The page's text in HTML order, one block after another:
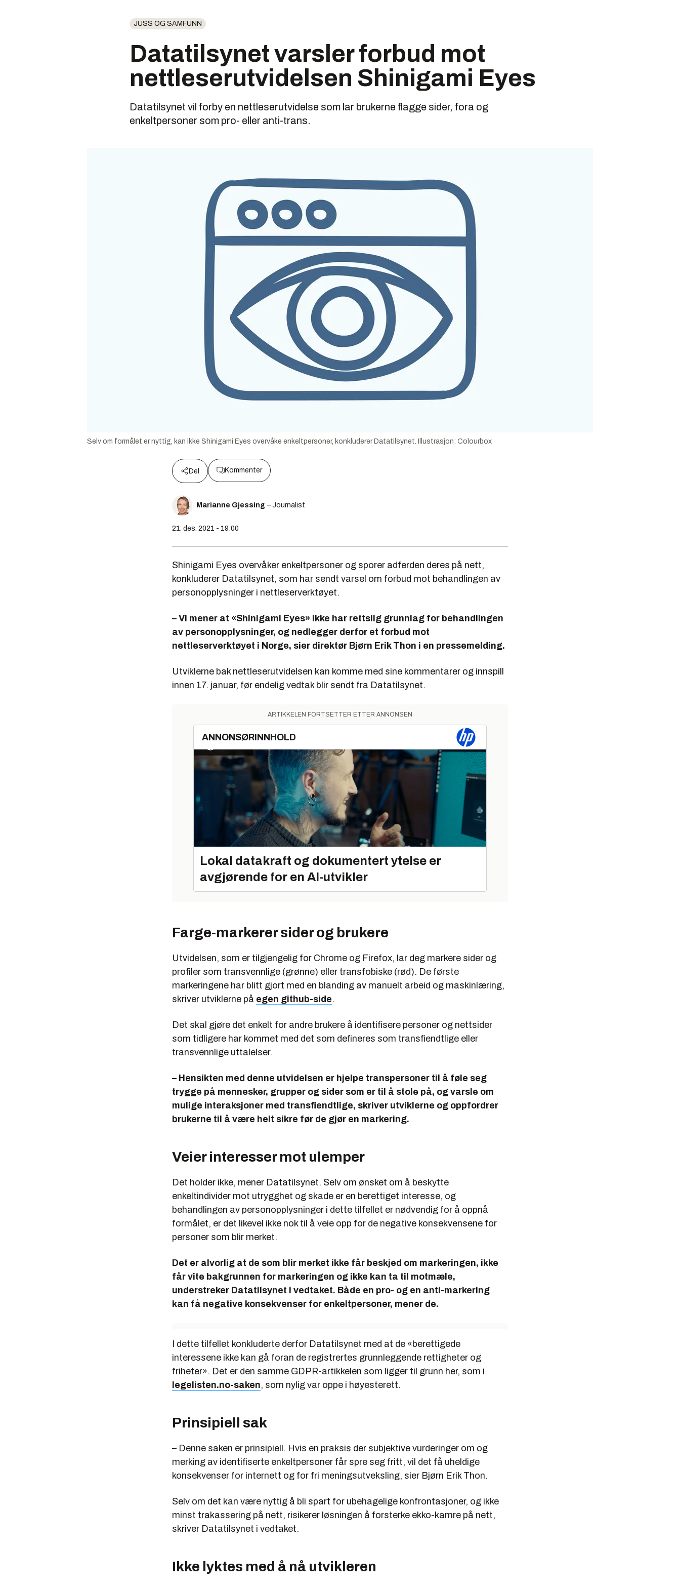
JUSS OG SAMFUNN
Datatilsynet varsler forbud mot
nettleserutvidelsen Shinigami Eyes
Datatilsynet vil forby en nettleserutvidelse som lar brukerne flagge sider, fora og
enkeltpersoner som pro- eller anti-trans.
Selv om formålet er nyttig, kan ikke Shinigami Eyes overvåke enkeltpersoner, konkluderer Datatilsynet. Illustrasjon: Colourbox
Del Kommenter
Marianne Gjessing – Journalist
21. des. 2021 - 19:00
Shinigami Eyes overvåker enkeltpersoner og sporer adferden deres på nett,
konkluderer Datatilsynet, som har sendt varsel om forbud mot behandlingen av
personopplysninger i nettleserverktøyet.
– Vi mener at «Shinigami Eyes» ikke har rettslig grunnlag for behandlingen
av personopplysninger, og nedlegger derfor et forbud mot
nettleserverktøyet i Norge, sier direktør Bjørn Erik Thon i en pressemelding.
Utviklerne bak nettleserutvidelsen kan komme med sine kommentarer og innspill
innen 17. januar, før endelig vedtak blir sendt fra Datatilsynet.
ARTIKKELEN FORTSETTER ETTER ANNONSEN
ANNONSØRINNHOLD
Lokal datakraft og dokumentert ytelse er
avgjørende for en AI-utvikler
Farge-markerer sider og brukere
Utvidelsen, som er tilgjengelig for Chrome og Firefox, lar deg markere sider og
profiler som transvennlige (grønne) eller transfobiske (rød). De første
markeringene har blitt gjort med en blanding av manuelt arbeid og maskinlæring,
skriver utviklerne på egen github-side.
Det skal gjøre det enkelt for andre brukere å identifisere personer og nettsider
som tidligere har kommet med det som defineres som transfiendtlige eller
transvennlige uttalelser.
– Hensikten med denne utvidelsen er hjelpe transpersoner til å føle seg
trygge på mennesker, grupper og sider som er til å stole på, og varsle om
mulige interaksjoner med transfiendtlige, skriver utviklerne og oppfordrer
brukerne til å være helt sikre før de gjør en markering.
Veier interesser mot ulemper
Det holder ikke, mener Datatilsynet. Selv om ønsket om å beskytte
enkeltindivider mot utrygghet og skade er en berettiget interesse, og
behandlingen av personopplysninger i dette tilfellet er nødvendig for å oppnå
formålet, er det likevel ikke nok til å veie opp for de negative konsekvensene for
personer som blir merket.
Det er alvorlig at de som blir merket ikke får beskjed om markeringen, ikke
får vite bakgrunnen for markeringen og ikke kan ta til motmæle,
understreker Datatilsynet i vedtaket. Både en pro- og en anti-markering
kan få negative konsekvenser for enkeltpersoner, mener de.
I dette tilfellet konkluderte derfor Datatilsynet med at de «berettigede
interessene ikke kan gå foran de registrertes grunnleggende rettigheter og
friheter». Det er den samme GDPR-artikkelen som ligger til grunn her, som i
legelisten.no-saken, som nylig var oppe i høyesterett.
Prinsipiell sak
– Denne saken er prinsipiell. Hvis en praksis der subjektive vurderinger om og
merking av identifiserte enkeltpersoner får spre seg fritt, vil det få uheldige
konsekvenser for internett og for fri meningsutveksling, sier Bjørn Erik Thon.
Selv om det kan være nyttig å bli spart for ubehagelige konfrontasjoner, og ikke
minst trakassering på nett, risikerer løsningen å forsterke ekko-kamre på nett,
skriver Datatilsynet i vedtaket.
Ikke lyktes med å nå utvikleren